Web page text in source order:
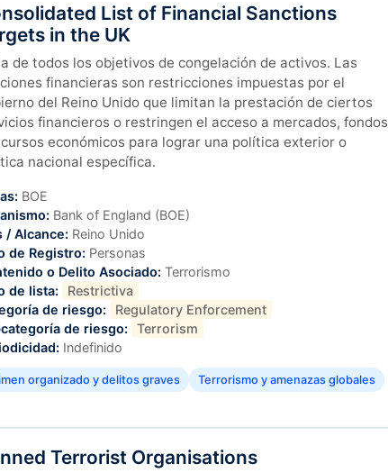
List of Financial Sanctions
in the UK
de todos los objetivos de congelación de activos. Las
financieras son restricciones impuestas por el
del Reino Unido que limitan la prestación de ciertos
financieros o restringen el acceso a mercados, fondos
económicos para lograr una política exterior o
nacional específica.
BOE
Bank of England (BOE)
/ Alcance: Reino Unido
de Registro: Personas
o Delito Asociado: Terrorismo
de lista:
Restrictiva
de riesgo:
Regulatory Enforcement
de riesgo: Terrorism
Indefinido
organizado y delitos graves Terrorismo y amenazas globales
Terrorist Organisations